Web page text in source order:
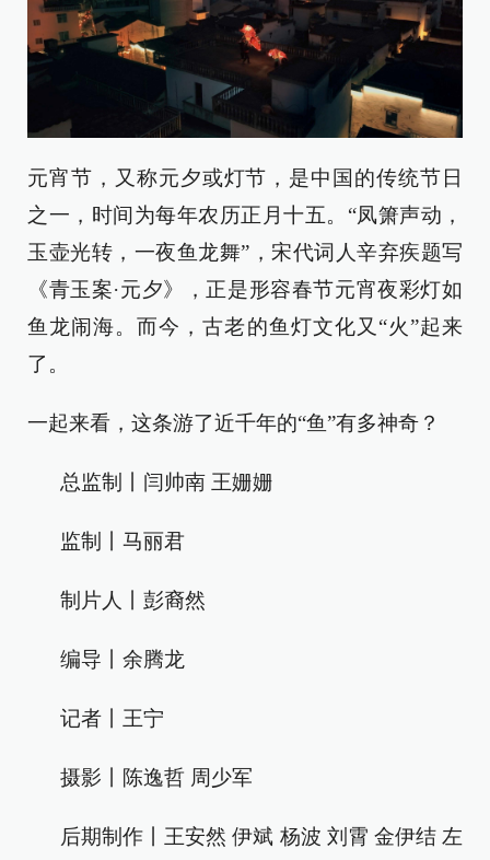
元宵节，又称元夕或灯节，是中国的传统节日
之一，时间为每年农历正月十五。“凤箫声动，
玉壶光转，一夜鱼龙舞”，宋代词人辛弃疾题写
《青玉案·元夕》，正是形容春节元宵夜彩灯如
鱼龙闹海。而今，古老的鱼灯文化又“火”起来
了。
一起来看，这条游了近千年的“鱼”有多神奇？
总监制丨闫帅南 王姗姗
监制丨马丽君
制片人丨彭裔然
编导丨余腾龙
记者丨王宁
摄影丨陈逸哲 周少军
后期制作丨王安然 伊斌 杨波 刘霄 金伊结 左